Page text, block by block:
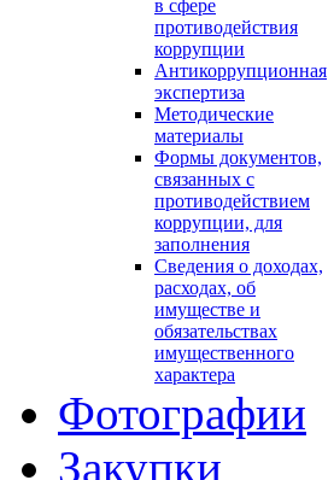
в сфере
противодействия
коррупции
Антикоррупционная
экспертиза
Методические
материалы
Формы документов,
связанных с
противодействием
коррупции, для
заполнения
Сведения о доходах,
расходах, об
имуществе и
обязательствах
имущественного
характера
Фотографии
Закупки